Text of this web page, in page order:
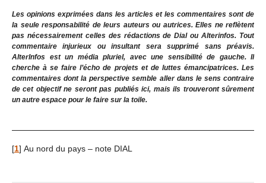
Les opinions exprimées dans les articles et les commentaires sont de
la seule responsabilité de leurs auteurs ou autrices. Elles ne reflètent
pas nécessairement celles des rédactions de Dial ou Alterinfos. Tout
commentaire injurieux ou insultant sera supprimé sans préavis.
AlterInfos est un média pluriel, avec une sensibilité de gauche. Il
cherche à se faire l’écho de projets et de luttes émancipatrices. Les
commentaires dont la perspective semble aller dans le sens contraire
de cet objectif ne seront pas publiés ici, mais ils trouveront sûrement
un autre espace pour le faire sur la toile.
[1] Au nord du pays – note DIAL